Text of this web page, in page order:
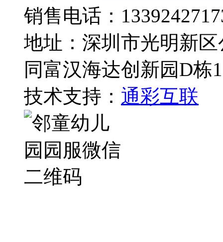
销售电话：
地址：深圳市光明新
同富汉海达创新园D栋
技术支持： 通彩互联